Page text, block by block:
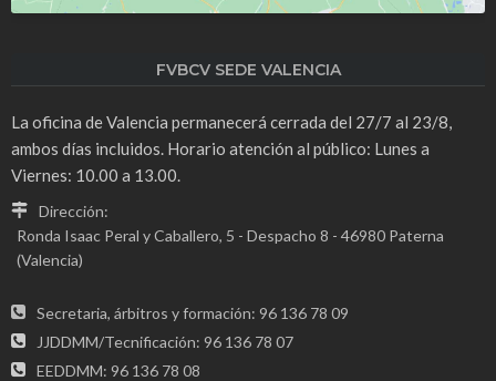
FVBCV SEDE VALENCIA
La oficina de Valencia permanecerá cerrada del 27/7 al 23/8,
ambos días incluidos. Horario atención al público: Lunes a
Viernes: 10.00 a 13.00.
Dirección:
Ronda Isaac Peral y Caballero, 5 - Despacho 8 - 46980 Paterna
(Valencia)
Secretaria, árbitros y formación: 96 136 78 09
JJDDMM/Tecnificación: 96 136 78 07
EEDDMM: 96 136 78 08